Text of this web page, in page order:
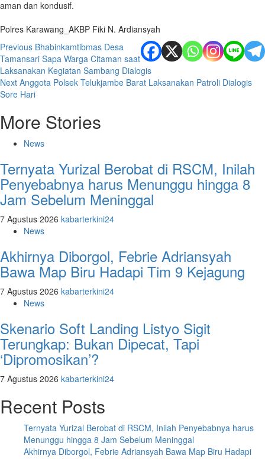
aman dan kondusif.
‎Polres Karawang_AKBP Fiki N. Ardiansyah
Post
navigation
Previous Bhabinkamtibmas Desa
Tamansari Sapa Warga Citaman saat
Laksanakan Kegiatan Sambang Dialogis
Next Anggota Polsek Telukjambe Barat Laksanakan Patroli Dialogis
Sore Hari
More Stories
News
Ternyata Yurizal Berobat di RSCM, Inilah
Penyebabnya harus Menunggu hingga 8
Jam Sebelum Meninggal
7 Agustus 2026 kabarterkini24
News
Akhirnya Diborgol, Febrie Adriansyah
Bawa Map Biru Hadapi Tim 9 Kejagung
7 Agustus 2026 kabarterkini24
News
Skenario Soft Landing Listyo Sigit
Terungkap: Bukan Dipecat, Tapi
‘Dipromosikan’?
7 Agustus 2026 kabarterkini24
Recent Posts
Ternyata Yurizal Berobat di RSCM, Inilah Penyebabnya harus
Menunggu hingga 8 Jam Sebelum Meninggal
Akhirnya Diborgol, Febrie Adriansyah Bawa Map Biru Hadapi